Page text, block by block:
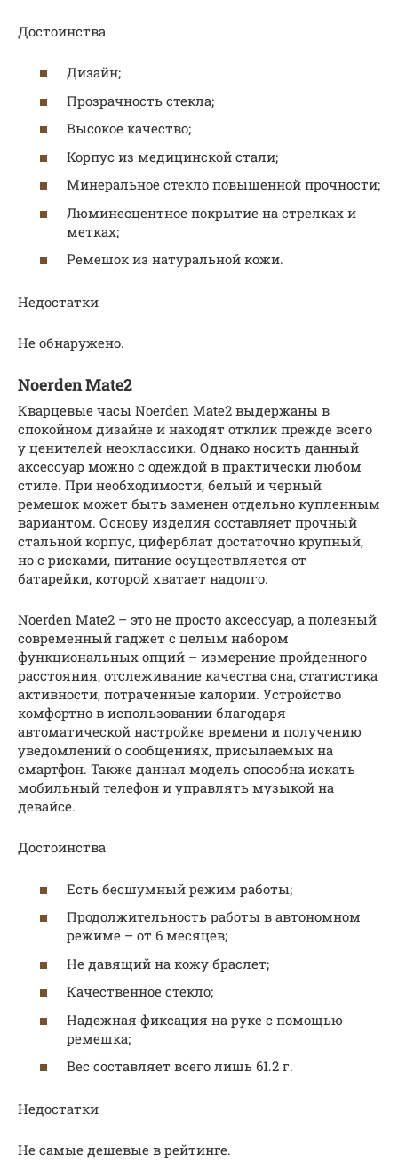
Достоинства
Дизайн;
Прозрачность стекла;
Высокое качество;
Корпус из медицинской стали;
Минеральное стекло повышенной прочности;
Люминесцентное покрытие на стрелках и
метках;
Ремешок из натуральной кожи.
Недостатки
Не обнаружено.
Noerden Mate2
Кварцевые часы Noerden Mate2 выдержаны в
спокойном дизайне и находят отклик прежде всего
у ценителей неоклассики. Однако носить данный
аксессуар можно с одеждой в практически любом
стиле. При необходимости, белый и черный
ремешок может быть заменен отдельно купленным
вариантом. Основу изделия составляет прочный
стальной корпус, циферблат достаточно крупный,
но с рисками, питание осуществляется от
батарейки, которой хватает надолго.
Noerden Mate2 – это не просто аксессуар, а полезный
современный гаджет с целым набором
функциональных опций – измерение пройденного
расстояния, отслеживание качества сна, статистика
активности, потраченные калории. Устройство
комфортно в использовании благодаря
автоматической настройке времени и получению
уведомлений о сообщениях, присылаемых на
смартфон. Также данная модель способна искать
мобильный телефон и управлять музыкой на
девайсе.
Достоинства
Есть бесшумный режим работы;
Продолжительность работы в автономном
режиме – от 6 месяцев;
Не давящий на кожу браслет;
Качественное стекло;
Надежная фиксация на руке с помощью
ремешка;
Вес составляет всего лишь 61.2 г.
Недостатки
Не самые дешевые в рейтинге.